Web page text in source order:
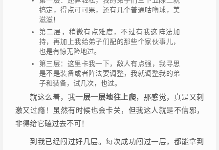
搞定，得点可可果，还有几个普通咕噜球，美
滋滋！
第二层，稍微有点难度，不过有我这阵法加
持，再加上我给弟子们配的那些个家伙事儿，
也是有惊无险地过。
第三层：这里卡我一下，敌人有点强，我寻思
是不是装备或者阵法要调整，我就调整我的弟
子和装备，试几次，也过。
就这么着，我一层一层地往上爬，那感觉，真是又刺
激又过瘾！虽然有时候也会卡关，但我这人就是不信邪，
非得给它磕过去不可！
到我已经闯过好几层。每次成功闯过一层，都能拿到